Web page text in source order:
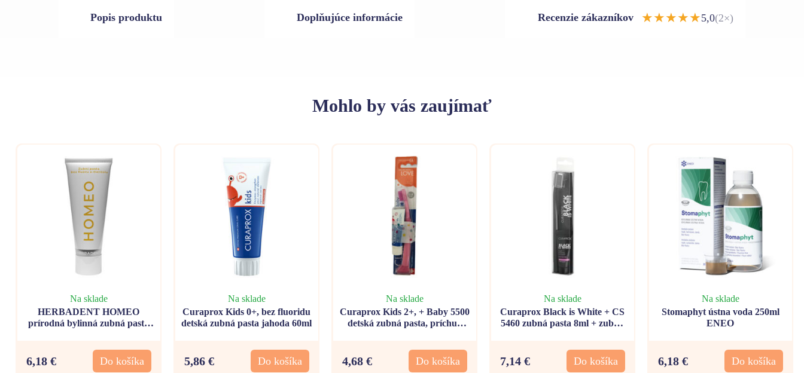
Popis produktu Doplňujúce informácie Recenzie zákazníkov ★★★★★5,0(2×)
Mohlo by vás zaujímať
Na sklade
HERBADENT HOMEO
prírodná bylinná zubná pasta
6,18 € Do košíka
Na sklade
Curaprox Kids 0+, bez fluoridu
detská zubná pasta jahoda 60ml
5,86 € Do košíka
Na sklade
Curaprox Kids 2+, + Baby 5500
detská zubná pasta, príchuť
4,68 € Do košíka
Na sklade
Curaprox Black is White + CS
5460 zubná pasta 8ml + zubná
7,14 € Do košíka
Na sklade
Stomaphyt ústna voda 250ml
ENEO
6,18 € Do košíka